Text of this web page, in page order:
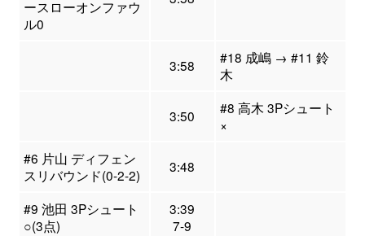
ースローオンファウ
ル0
3:58
#18 成嶋 → #11 鈴
木
3:50
#8 高木 3Pシュート
×
#6 片山 ディフェン
スリバウンド(0-2-2)
3:48
#9 池田 3Pシュート
○(3点)
3:39
7-9